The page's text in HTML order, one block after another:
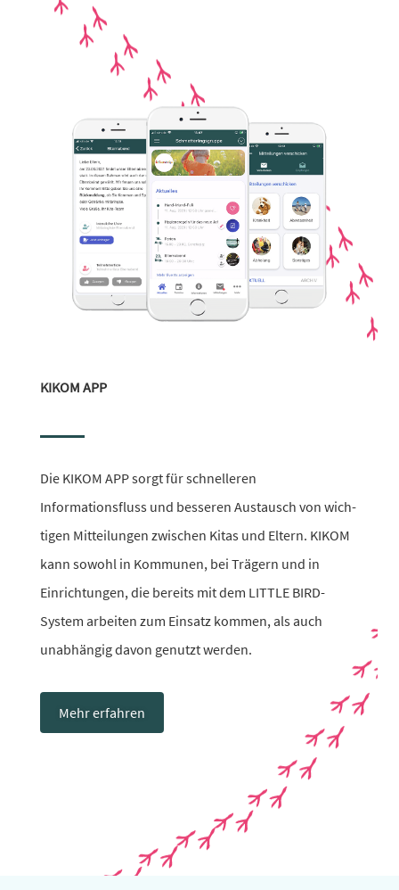
KIKOM APP
Die KIKOM APP sorgt für schnel­leren
Informationsfluss und besseren Austausch von wich­
tigen Mitteilungen zwischen Kitas und Eltern. KIKOM
kann sowohl in Kommunen, bei Trägern und in
Einrichtungen, die bereits mit dem LITTLE BIRD-
System arbeiten zum Einsatz kommen, als auch
unab­hängig davon genutzt werden.
Mehr erfahren